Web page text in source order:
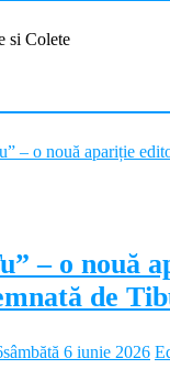
– o nouă
de
sâmbătă 6 iunie 2026